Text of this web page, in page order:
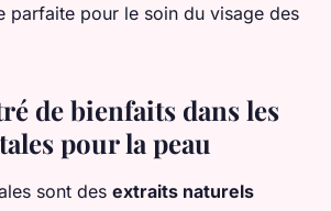
parfaite pour le soin du visage des
de bienfaits dans les
pour la peau
sont des extraits naturels